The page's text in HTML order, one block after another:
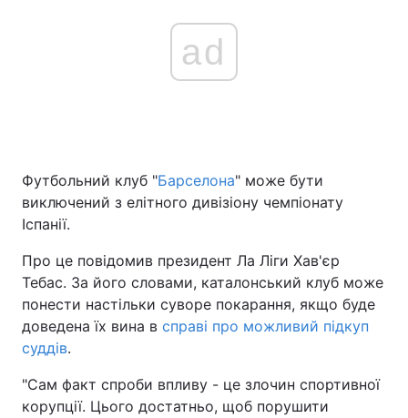
ad
Футбольний клуб "Барселона" може бути
виключений з елітного дивізіону чемпіонату
Іспанії.
Про це повідомив президент Ла Ліги Хав'єр
Тебас. За його словами, каталонський клуб може
понести настільки суворе покарання, якщо буде
доведена їх вина в справі про можливий підкуп
суддів.
"Сам факт спроби впливу - це злочин спортивної
корупції. Цього достатньо, щоб порушити